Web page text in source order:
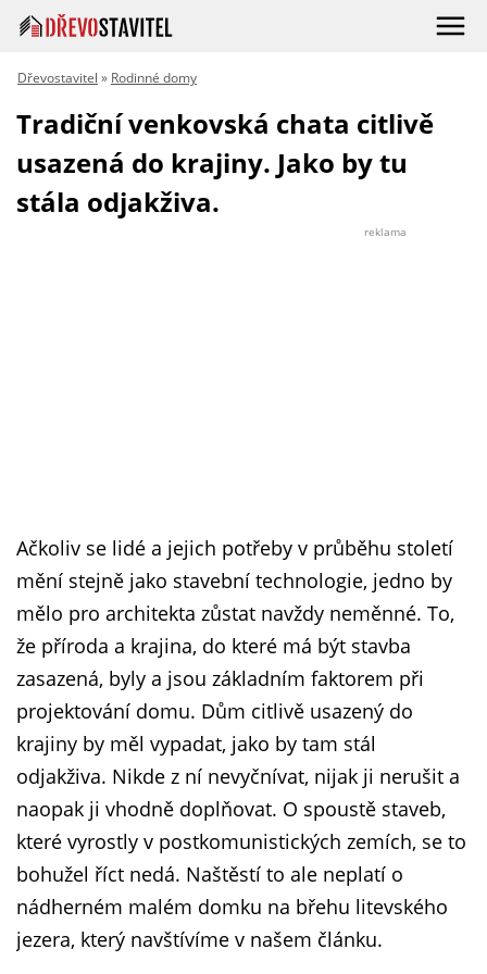
Dřevostavitel » Rodinné domy
Tradiční venkovská chata citlivě
usazená do krajiny. Jako by tu
stála odjakživa.
reklama
Ačkoliv se lidé a jejich potřeby v průběhu století
mění stejně jako stavební technologie, jedno by
mělo pro architekta zůstat navždy neměnné. To,
že příroda a krajina, do které má být stavba
zasazená, byly a jsou základním faktorem při
projektování domu. Dům citlivě usazený do
krajiny by měl vypadat, jako by tam stál
odjakživa. Nikde z ní nevyčnívat, nijak ji nerušit a
naopak ji vhodně doplňovat. O spoustě staveb,
které vyrostly v postkomunistických zemích, se to
bohužel říct nedá. Naštěstí to ale neplatí o
nádherném malém domku na břehu litevského
jezera, který navštívíme v našem článku.